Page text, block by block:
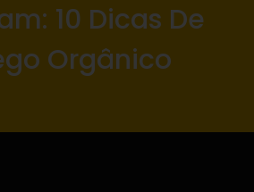
10 Dicas De
Orgânico